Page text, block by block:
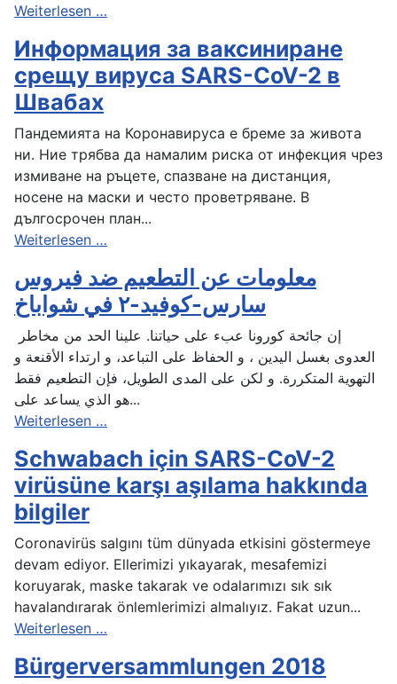
Weiterlesen …
Информация за ваксиниране
срещу вируса SARS-CoV-2 в
Швабах
Пандемията на Коронавируса е бреме за живота
ни. Ние трябва да намалим риска от инфекция чрез
измиване на ръцете, спазване на дистанция,
носене на маски и често проветряване. В
дългосрочен план...
Weiterlesen …
معلومات عن التطعيم ضد فيروس
سارس-كوفيد-٢ في شواباخ
العدوى بغسل اليدين ، و الحفاظ على التباعد، و ارتداء الأقنعة و
التهوية المتكررة. و لكن على المدى الطويل، فإن التطعيم فقط
هو الذي يساعد على...
Weiterlesen …
Schwabach için SARS-CoV-2
virüsüne karşı aşılama hakkında
bilgiler
Coronavirüs salgını tüm dünyada etkisini göstermeye
devam ediyor. Ellerimizi yıkayarak, mesafemizi
koruyarak, maske takarak ve odalarımızı sık sık
havalandırarak önlemlerimizi almalıyız. Fakat uzun...
Weiterlesen …
Bürgerversammlungen 2018